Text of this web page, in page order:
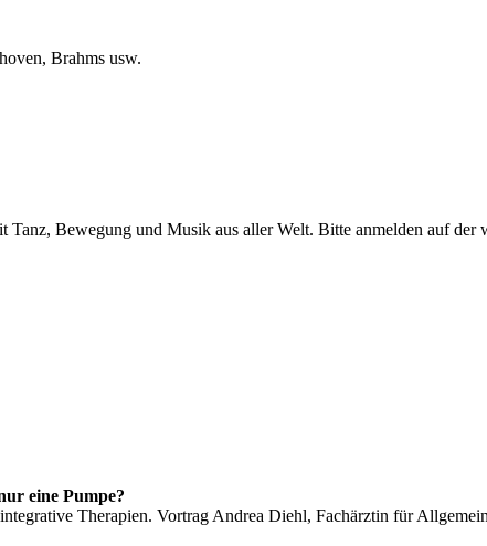
Brahms usw.
Bewegung und Musik aus aller Welt. Bitte anmelden auf der
eine Pumpe?
Therapien. Vortrag Andrea Diehl, Fachärztin für